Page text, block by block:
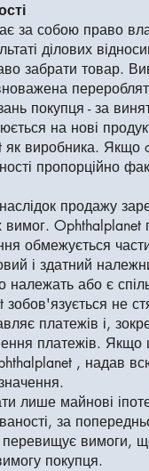
за собою право
ділових
забрати товар.
покупця - за
на нові
як виробника.
пропорційно
продажу
вимог.
обмежується
і здатний
або є
не
платежів і,
платежів.
, надав
лише майнові
за
вимоги,
покупця.